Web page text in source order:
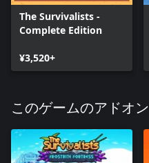
The Survivalists -
Complete Edition
¥3,520+
このゲームのアドオン